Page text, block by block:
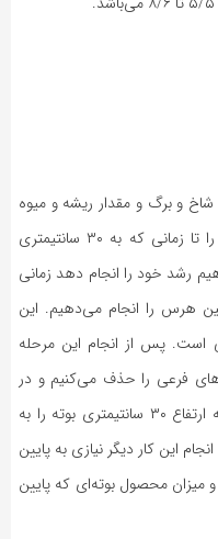
و برگ و مقدار ریشه و میوه
است. به همین منظور بوته گوجه فرنگی را تا زمانی که به ۳۰ سانتیمتری
رشد خود را انجام دهد زمانی
رسید اولین هرس را انجام می‌دهیم. این
پس از انجام این مرحله
فرعی را حذف می‌کنیم و در
کشتهای کوتاه مدت بعد از رسیدن بوته به ارتفاع ۳۰ سانتیمتری بوته را به
این کار دیگر نیازی به پایین
محصول بوته‌ای که پایین